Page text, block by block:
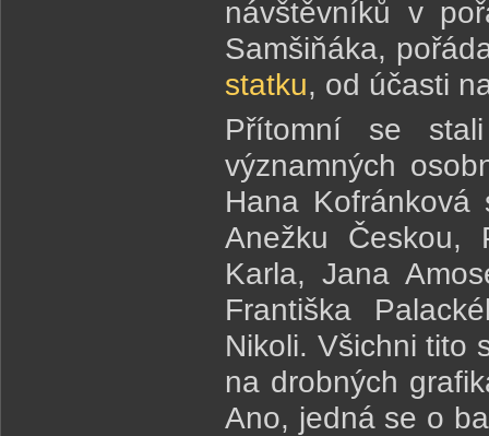
návštěvníků v
Samšiňáka,
statku, od účasti
Přítomní se
významných
Hana Kofránková
Anežku Českou,
Karla, Jana
Františka
Nikoli. Všichni tito
na drobných
Ano, jedná se o